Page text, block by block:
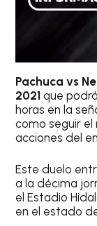
Pachuca vs
2021 que
horas en la
como seguir
acciones del
Este duelo
a la décima
el Estadio
en el estado